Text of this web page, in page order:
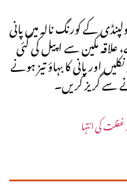
کے کورنگ نالہ میں پانی
مکین سے اپیل کی گئی
اور پانی کا بہاؤ تیز ہونے
گریز کریں۔
کی انتہا